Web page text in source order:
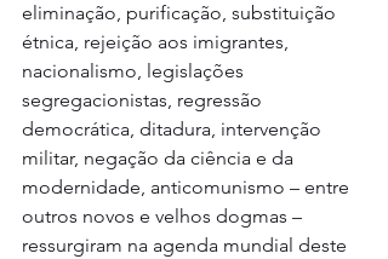
eliminação, purificação, substituição
étnica, rejeição aos imigrantes,
nacionalismo, legislações
segregacionistas, regressão
democrática, ditadura, intervenção
militar, negação da ciência e da
modernidade, anticomunismo – entre
outros novos e velhos dogmas –
ressurgiram na agenda mundial deste